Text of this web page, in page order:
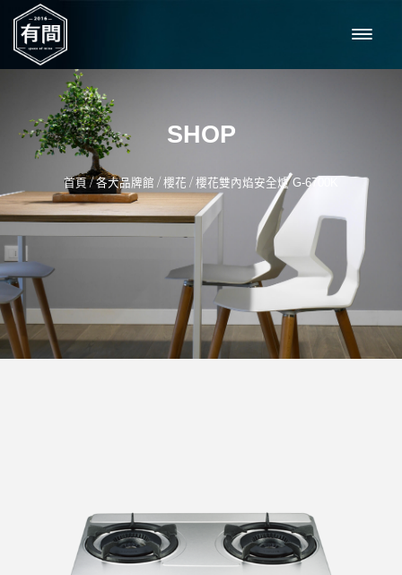
SHOP
首頁/各大品牌館 / 櫻花 / 櫻花雙內焰安全爐 G-6700K